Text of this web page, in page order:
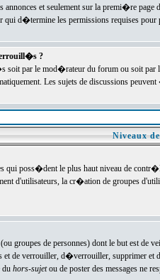
annonces et seulement sur la premi�re
qui d�termine les permissions requises pour
?
par le mod�rateur du forum ou soit par
Les sujets de discussions
Niveaux
qui poss�dent le plus haut niveau de
d'utilisateurs, la cr�ation de groupes
groupes de personnes) dont le but est de
et de verrouiller, d�verrouiller, supprimer
du hors-sujetou de poster des messages ne